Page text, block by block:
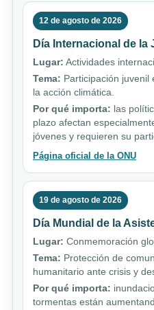
12 de agosto de 2026
Día Internacional de la
Lugar: Actividades
Tema: Participación juvenil
la acción climática.
Por qué importa: las
plazo afectan
jóvenes y requieren su
Página oficial de la ONU
19 de agosto de 2026
Día Mundial de la
Lugar: Conmemoración
Tema: Protección de
humanitario ante crisis y
Por qué importa:
tormentas están